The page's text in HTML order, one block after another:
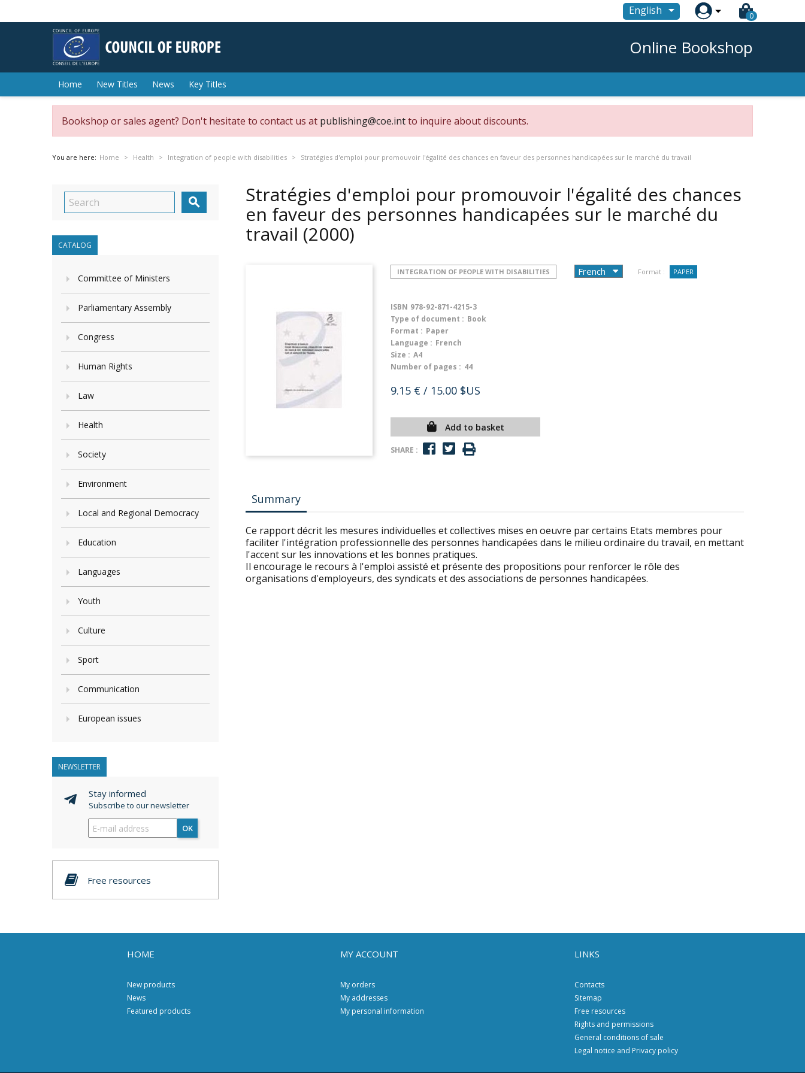
English  0
Online Bookshop
Home New Titles News Key Titles
Bookshop or sales agent? Don't hesitate to contact us at publishing@coe.intto inquire about discounts.
You are here: Home Health Integration of people with disabilities Stratégies d'emploi pour promouvoir l'égalité des chances en faveur des personnes handicapées sur le marché du travail

CATALOG
Committee of Ministers
Parliamentary Assembly
Congress
Human Rights
Law
Health
Society
Environment
Local and Regional Democracy
Education
Languages
Youth
Culture
Sport
Communication
European issues
NEWSLETTER
Stay informed
Subscribe to our newsletter
OK
Free resources
Stratégies d'emploi pour promouvoir l'égalité des chances
en faveur des personnes handicapées sur le marché du
travail (2000)
INTEGRATION OF PEOPLE WITH DISABILITIES Format : PAPER
ISBN 978-92-871-4215-3
Type of document : Book
Format : Paper
Language : French
Size : A4
Number of pages : 44
9.15 € / 15.00 $US
Add to basket
SHARE :
Summary
Ce rapport décrit les mesures individuelles et collectives mises en oeuvre par certains Etats membres pour
faciliter l'intégration professionnelle des personnes handicapées dans le milieu ordinaire du travail, en mettant
l'accent sur les innovations et les bonnes pratiques.
Il encourage le recours à l'emploi assisté et présente des propositions pour renforcer le rôle des
organisations d'employeurs, des syndicats et des associations de personnes handicapées.
HOME
New products
News
Featured products
MY ACCOUNT
My orders
My addresses
My personal information
LINKS
Contacts
Sitemap
Free resources
Rights and permissions
General conditions of sale
Legal notice and Privacy policy